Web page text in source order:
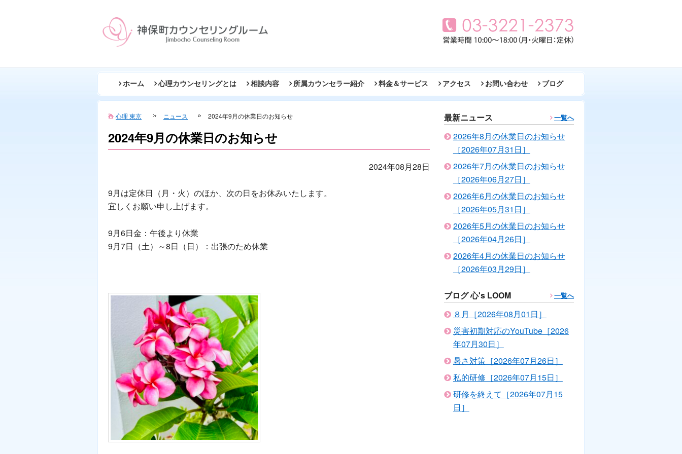
ホーム 心理カウンセリングとは 相談内容 所属カウンセラー紹介 料金＆サービス アクセス お問い合わせ ブログ
心理 東京 ニュース 2024年9月の休業日のお知らせ
2024年9月の休業日のお知らせ
2024年08月28日
9月は定休日（月・火）のほか、次の日をお休みいたします。
宜しくお願い申し上げます。
9月6日金：午後より休業
9月7日（土）～8日（日）：出張のため休業
最新ニュース 一覧へ
2026年8月の休業日のお知らせ
［2026年07月31日］
2026年7月の休業日のお知らせ
［2026年06月27日］
2026年6月の休業日のお知らせ
［2026年05月31日］
2026年5月の休業日のお知らせ
［2026年04月26日］
2026年4月の休業日のお知らせ
［2026年03月29日］
ブログ 心's LOOM 一覧へ
８月［2026年08月01日］
災害初期対応のYouTube［2026
年07月30日］
暑さ対策［2026年07月26日］
私的研修［2026年07月15日］
研修を終えて［2026年07月15
日］